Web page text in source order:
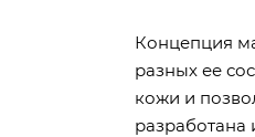
Концепция
разных ее
кожи и
разработана